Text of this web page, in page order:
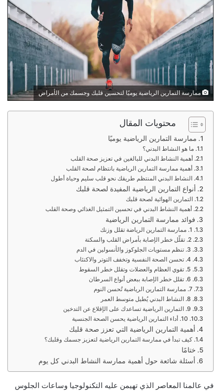
ممارسة التمارين الرياضية يوميًا لتحسين قلبك وجسمك من الأمراض
محتويات المقال
ممارسة التمارين الرياضية يوميًا
ما هو النشاط البدني؟
أهمية النشاط البدني للبالغين في تعزيز صحة القلب
أهمية ممارسة التمارين الرياضية بانتظام لصحة القلب
النشاط البدني المنتظم طريقك نحو قلب سليم وحياة أطول
أنواع التمارين الرياضية المفيدة لصحة قلبك
التمارين الهوائية لصحة قلبك
أهمية النشاط البدني في تحسين التمثيل الغذائي وصحة القلب
فوائد ممارسة التمارين الرياضية
1. ممارسة التمارين الرياضة تقلل وزنك
2. تقلّل خطر الإصابة بأمراض القلب والسكتة
3. تنظم مستويات الجلوكوز والأنسولين في الدم
4. تحسن الصحة النفسية وتخفف التوتر والاكتئاب
5. تقوي العظام والعضلات وتقلل خطر السقوط
6. تقلل خطر الإصابة ببعض أنواع السرطان
7. ممارسة التمارين الرياضية تُحسن النوم
8. النشاط البدني يُطيل متوسط العمر
9. التمارين الرياضية تساعدك على الإقلاع عن التدخين
10. أداء التمارين الرياضية يحسن الصحة الجنسية
أهمية التمارين الرياضية التي تعزز صحة قلبك
كيف تبدأ في ممارسة التمارين الرياضية لتعزيز جسمك وقلبك؟
ختامًا
أسئلة شائعة حول أهمية ممارسة النشاط البدني كل يوم
في عالمنا المعاصر الذي تهيمن عليه التكنولوجيا وساعات الجلوس